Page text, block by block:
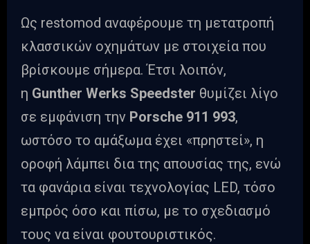
Ως restomod αναφέρουμε τη μετατροπή
κλασσικών οχημάτων με στοιχεία που
βρίσκουμε σήμερα. Έτσι λοιπόν,
η Gunther Werks Speedster θυμίζει λίγο
σε εμφάνιση την Porsche 911 993,
ωστόσο το αμάξωμα έχει «πρηστεί», η
οροφή λάμπει δια της απουσίας της, ενώ
τα φανάρια είναι τεχνολογίας LED, τόσο
εμπρός όσο και πίσω, με το σχεδιασμό
τους να είναι φουτουριστικός.